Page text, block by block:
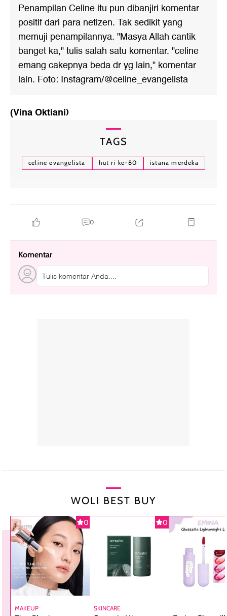
Penampilan Celine itu pun dibanjiri komentar
positif dari para netizen. Tak sedikit yang
memuji penampilannya. "Masya Allah cantik
banget ka," tulis salah satu komentar. "celine
emang cakepnya beda dr yg lain," komentar
lain. Foto: Instagram/@celine_evangelista
(Vina Oktiani)
TAGS
celine evangelista hut ri ke-80 istana merdeka
0
Komentar
Tulis komentar Anda....
WOLI BEST BUY
0
MAKEUP
0
SKINCARE